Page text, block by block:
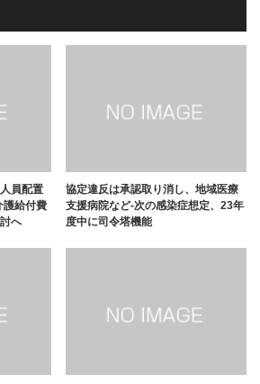
員配置
護給付費
へ
協定違反は承認取り消し、地域医療
支援病院など-次の感染症想定、23年
度中に司令塔機能